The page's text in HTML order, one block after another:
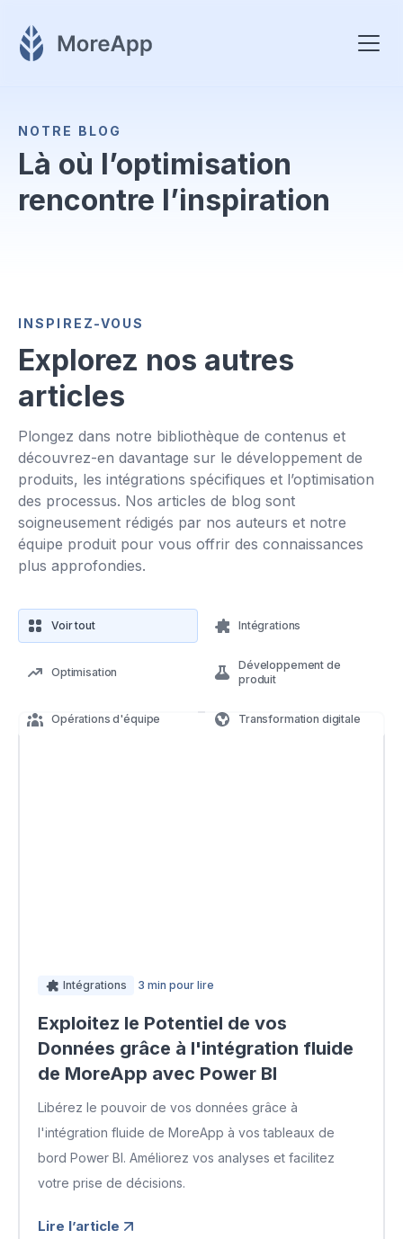
NOTRE BLOG
Là où l’optimisation
rencontre l’inspiration
INSPIREZ-VOUS
Explorez nos autres
articles
Plongez dans notre bibliothèque de contenus et
découvrez-en davantage sur le développement de
produits, les intégrations spécifiques et l’optimisation
des processus. Nos articles de blog sont
soigneusement rédigés par nos auteurs et notre
équipe produit pour vous offrir des connaissances
plus approfondies.
Voir tout Intégrations
Optimisation
Développement de
produit
Opérations d'équipe Transformation digitale
Intégrations 3 min pour lire
Exploitez le Potentiel de vos
Données grâce à l'intégration fluide
de MoreApp avec Power BI
Libérez le pouvoir de vos données grâce à
l'intégration fluide de MoreApp à vos tableaux de
bord Power BI. Améliorez vos analyses et facilitez
votre prise de décisions.
Lire l’article